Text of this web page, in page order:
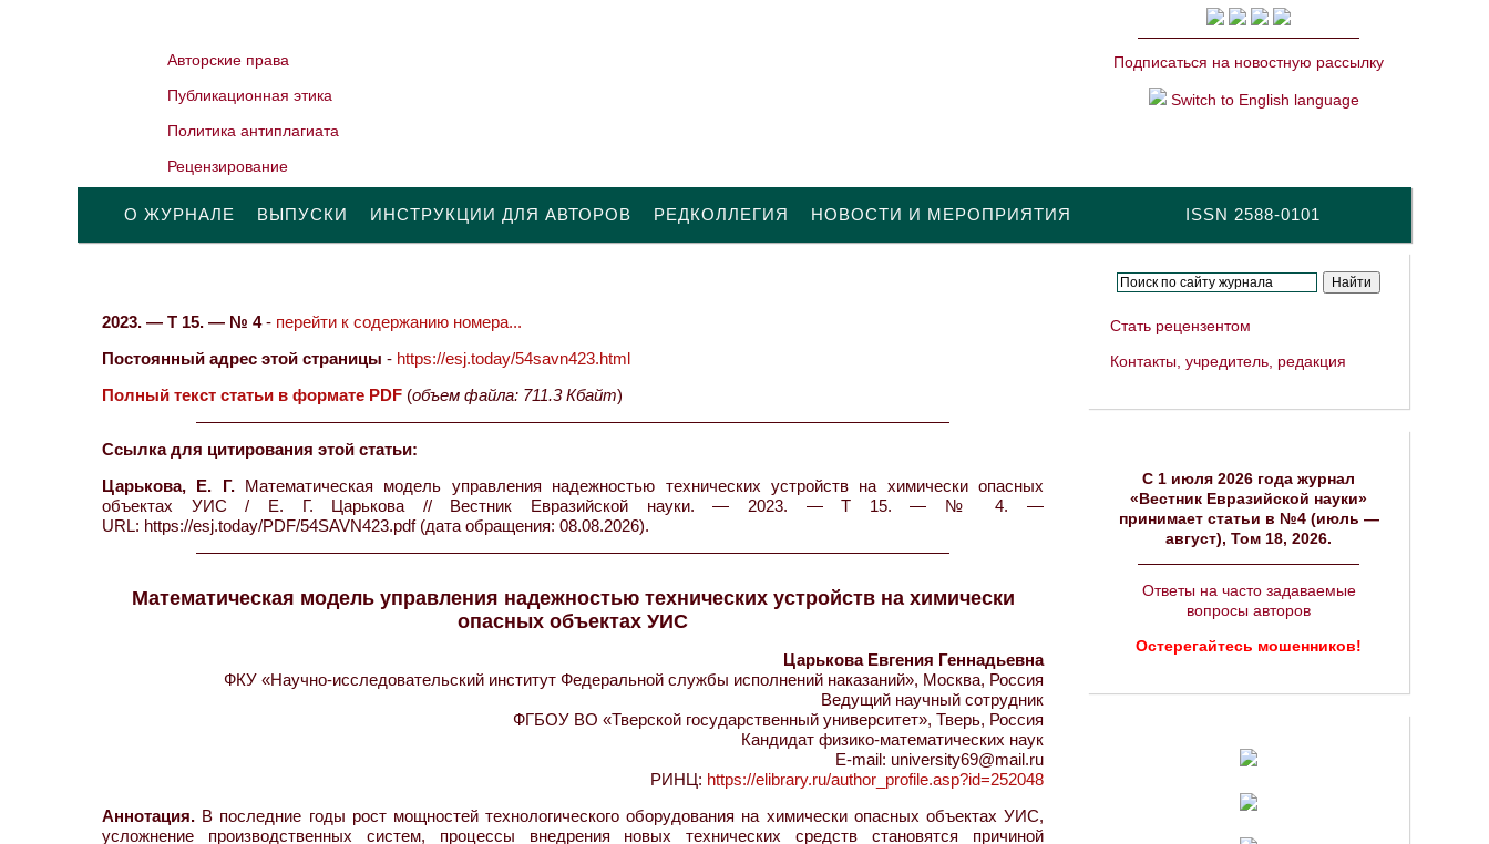
Авторские права
Публикационная этика
Политика антиплагиата
Рецензирование
Подписаться на новостную рассылку
Switch to English language
ISSN 2588-0101
О ЖУРНАЛЕ ВЫПУСКИ ИНСТРУКЦИИ ДЛЯ АВТОРОВ РЕДКОЛЛЕГИЯ НОВОСТИ И МЕРОПРИЯТИЯ
2023. — Т 15. — № 4- перейти к содержанию номера...
Постоянный адрес этой страницы - https://esj.today/54savn423.html
Полный текст статьи в формате PDF (объем файла: 711.3 Кбайт)
Ссылка для цитирования этой статьи:
Царькова, Е. Г.Математическая модель управления надежностью технических устройств на химически опасных
объектах УИС / Е. Г. Царькова // Вестник Евразийской науки. — 2023. — Т 15. — № 4. —
URL: https://esj.today/PDF/54SAVN423.pdf (дата обращения: 08.08.2026).
Математическая модель управления надежностью технических устройств на химически
опасных объектах УИС
Царькова Евгения Геннадьевна
ФКУ «Научно-исследовательский институт Федеральной службы исполнений наказаний», Москва, Россия
Ведущий научный сотрудник
ФГБОУ ВО «Тверской государственный университет», Тверь, Россия
Кандидат физико-математических наук
E-mail: university69@mail.ru
РИНЦ: https://elibrary.ru/author_profile.asp?id=252048
Аннотация. В последние годы рост мощностей технологического оборудования на химически опасных объектах УИС,
усложнение производственных систем, процессы внедрения новых технических средств становятся причиной
Стать рецензентом
Контакты, учредитель, редакция
C 1 июля 2026 года журнал
«Вестник Евразийской науки»
принимает статьи в №4 (июль —
август), Том 18, 2026.
Ответы на часто задаваемые
вопросы авторов
Остерегайтесь мошенников!